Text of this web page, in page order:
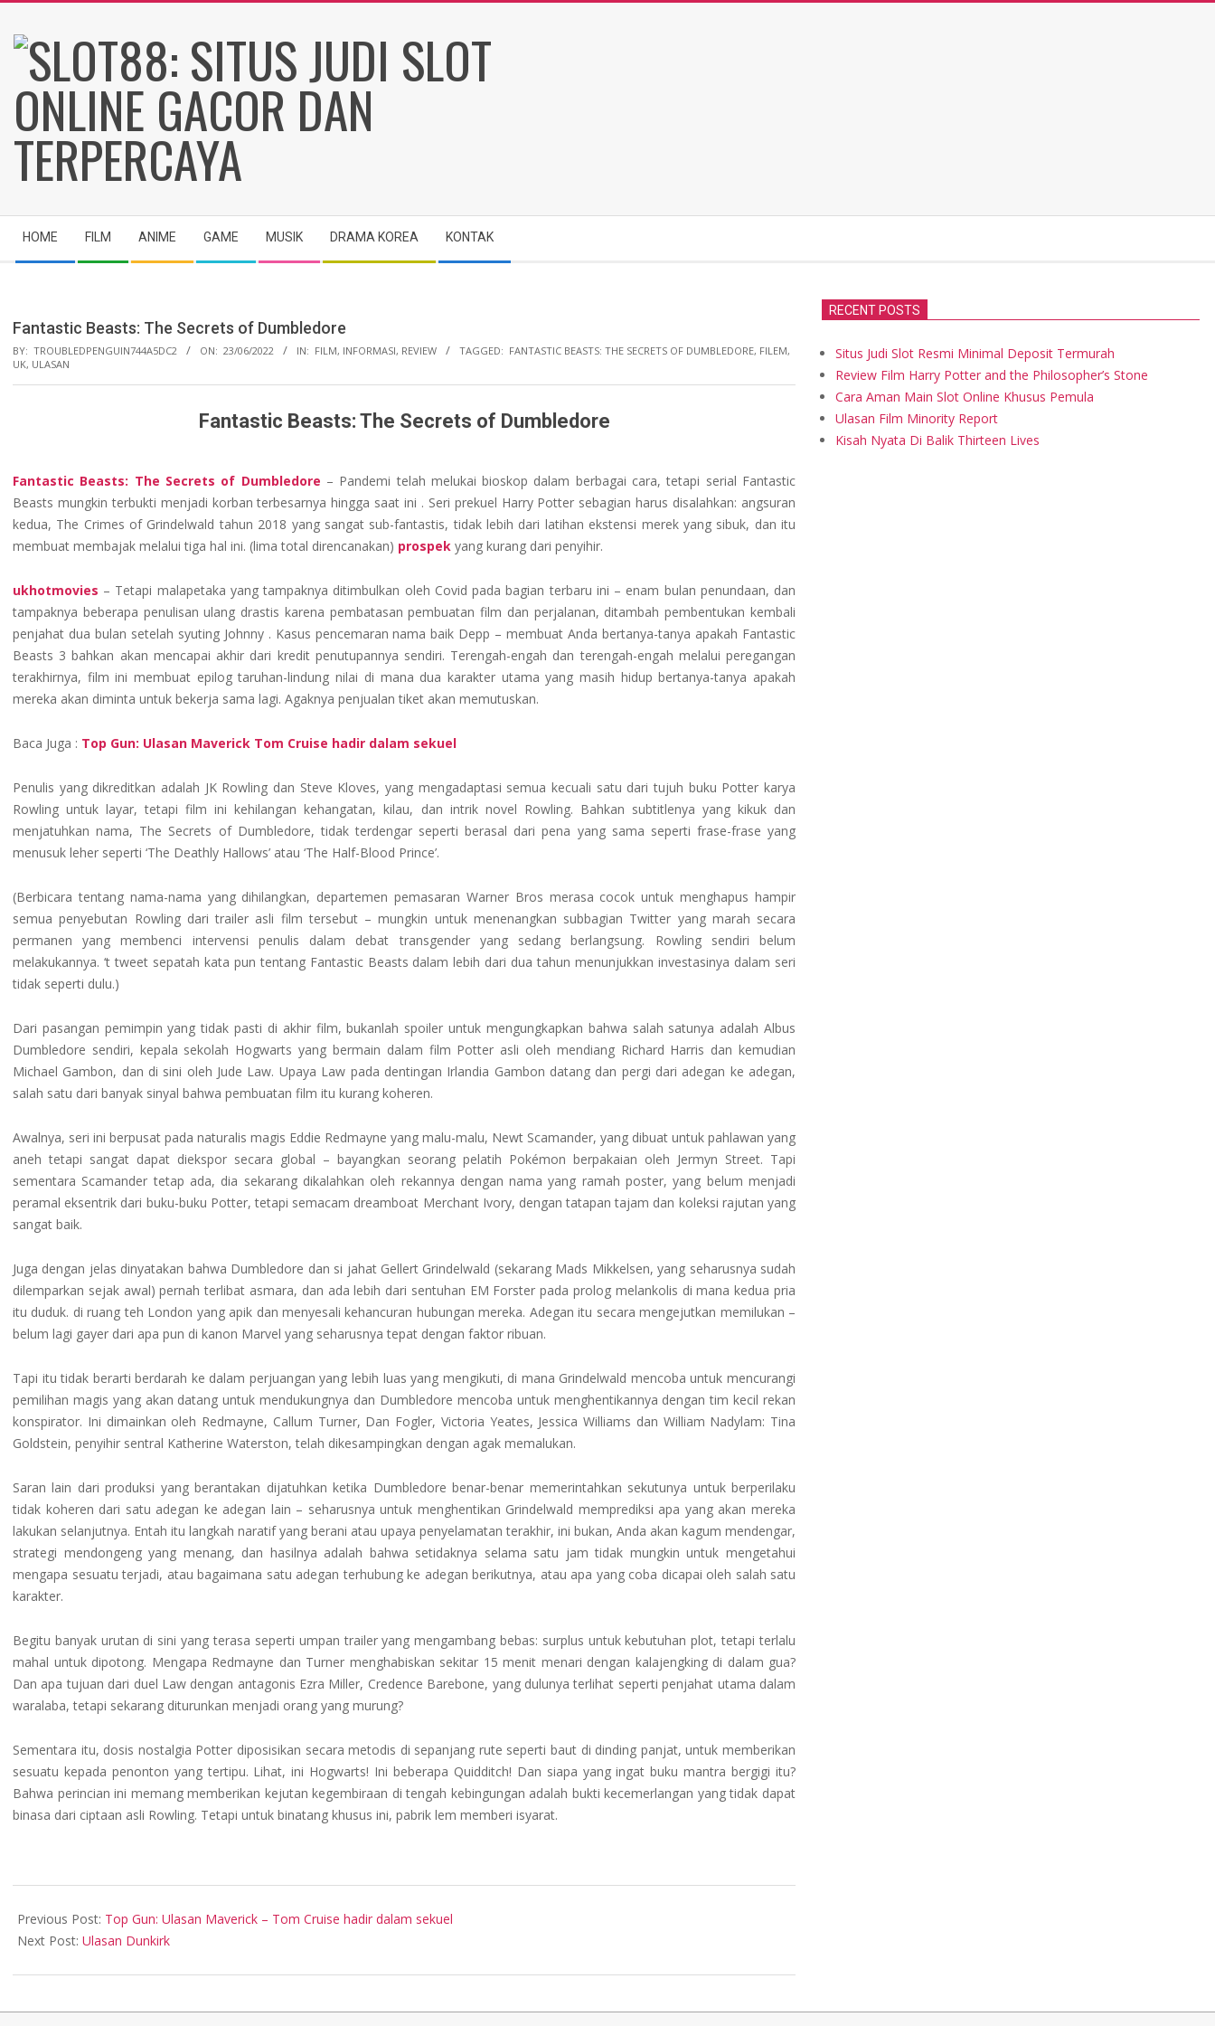
content
SLOT88:
SITUS
JUDI
SLOT
ONLINE
GACOR
DAN
TERPERCAYA
Navigation
Menu
HOME FILM ANIME GAME MUSIK DRAMA KOREA KONTAK
Fantastic Beasts: The Secrets of Dumbledore
BY: TROUBLEDPENGUIN744A5DC2 ON: 23/06/2022 IN: FILM, INFORMASI, REVIEW TAGGED: FANTASTIC BEASTS: THE SECRETS OF DUMBLEDORE, FILEM,
UK, ULASAN
Fantastic Beasts: The Secrets of Dumbledore
Fantastic Beasts: The Secrets of Dumbledore – Pandemi telah melukai bioskop dalam berbagai cara, tetapi serial Fantastic
Beasts mungkin terbukti menjadi korban terbesarnya hingga saat ini . Seri prekuel Harry Potter sebagian harus disalahkan: angsuran
kedua, The Crimes of Grindelwald tahun 2018 yang sangat sub-fantastis, tidak lebih dari latihan ekstensi merek yang sibuk, dan itu
membuat membajak melalui tiga hal ini. (lima total direncanakan) prospek yang kurang dari penyihir.
ukhotmovies – Tetapi malapetaka yang tampaknya ditimbulkan oleh Covid pada bagian terbaru ini – enam bulan penundaan, dan
tampaknya beberapa penulisan ulang drastis karena pembatasan pembuatan film dan perjalanan, ditambah pembentukan kembali
penjahat dua bulan setelah syuting Johnny . Kasus pencemaran nama baik Depp – membuat Anda bertanya-tanya apakah Fantastic
Beasts 3 bahkan akan mencapai akhir dari kredit penutupannya sendiri. Terengah-engah dan terengah-engah melalui peregangan
terakhirnya, film ini membuat epilog taruhan-lindung nilai di mana dua karakter utama yang masih hidup bertanya-tanya apakah
mereka akan diminta untuk bekerja sama lagi. Agaknya penjualan tiket akan memutuskan.
Baca Juga : Top Gun: Ulasan Maverick Tom Cruise hadir dalam sekuel
Penulis yang dikreditkan adalah JK Rowling dan Steve Kloves, yang mengadaptasi semua kecuali satu dari tujuh buku Potter karya
Rowling untuk layar, tetapi film ini kehilangan kehangatan, kilau, dan intrik novel Rowling. Bahkan subtitlenya yang kikuk dan
menjatuhkan nama, The Secrets of Dumbledore, tidak terdengar seperti berasal dari pena yang sama seperti frase-frase yang
menusuk leher seperti ‘The Deathly Hallows’ atau ‘The Half-Blood Prince’.
(Berbicara tentang nama-nama yang dihilangkan, departemen pemasaran Warner Bros merasa cocok untuk menghapus hampir
semua penyebutan Rowling dari trailer asli film tersebut – mungkin untuk menenangkan subbagian Twitter yang marah secara
permanen yang membenci intervensi penulis dalam debat transgender yang sedang berlangsung. Rowling sendiri belum
melakukannya. ‘t tweet sepatah kata pun tentang Fantastic Beasts dalam lebih dari dua tahun menunjukkan investasinya dalam seri
tidak seperti dulu.)
Dari pasangan pemimpin yang tidak pasti di akhir film, bukanlah spoiler untuk mengungkapkan bahwa salah satunya adalah Albus
Dumbledore sendiri, kepala sekolah Hogwarts yang bermain dalam film Potter asli oleh mendiang Richard Harris dan kemudian
Michael Gambon, dan di sini oleh Jude Law. Upaya Law pada dentingan Irlandia Gambon datang dan pergi dari adegan ke adegan,
salah satu dari banyak sinyal bahwa pembuatan film itu kurang koheren.
Awalnya, seri ini berpusat pada naturalis magis Eddie Redmayne yang malu-malu, Newt Scamander, yang dibuat untuk pahlawan yang
aneh tetapi sangat dapat diekspor secara global – bayangkan seorang pelatih Pokémon berpakaian oleh Jermyn Street. Tapi
sementara Scamander tetap ada, dia sekarang dikalahkan oleh rekannya dengan nama yang ramah poster, yang belum menjadi
peramal eksentrik dari buku-buku Potter, tetapi semacam dreamboat Merchant Ivory, dengan tatapan tajam dan koleksi rajutan yang
sangat baik.
Juga dengan jelas dinyatakan bahwa Dumbledore dan si jahat Gellert Grindelwald (sekarang Mads Mikkelsen, yang seharusnya sudah
dilemparkan sejak awal) pernah terlibat asmara, dan ada lebih dari sentuhan EM Forster pada prolog melankolis di mana kedua pria
itu duduk. di ruang teh London yang apik dan menyesali kehancuran hubungan mereka. Adegan itu secara mengejutkan memilukan –
belum lagi gayer dari apa pun di kanon Marvel yang seharusnya tepat dengan faktor ribuan.
Tapi itu tidak berarti berdarah ke dalam perjuangan yang lebih luas yang mengikuti, di mana Grindelwald mencoba untuk mencurangi
pemilihan magis yang akan datang untuk mendukungnya dan Dumbledore mencoba untuk menghentikannya dengan tim kecil rekan
konspirator. Ini dimainkan oleh Redmayne, Callum Turner, Dan Fogler, Victoria Yeates, Jessica Williams dan William Nadylam: Tina
Goldstein, penyihir sentral Katherine Waterston, telah dikesampingkan dengan agak memalukan.
Saran lain dari produksi yang berantakan dijatuhkan ketika Dumbledore benar-benar memerintahkan sekutunya untuk berperilaku
tidak koheren dari satu adegan ke adegan lain – seharusnya untuk menghentikan Grindelwald memprediksi apa yang akan mereka
lakukan selanjutnya. Entah itu langkah naratif yang berani atau upaya penyelamatan terakhir, ini bukan, Anda akan kagum mendengar,
strategi mendongeng yang menang, dan hasilnya adalah bahwa setidaknya selama satu jam tidak mungkin untuk mengetahui
mengapa sesuatu terjadi, atau bagaimana satu adegan terhubung ke adegan berikutnya, atau apa yang coba dicapai oleh salah satu
karakter.
Begitu banyak urutan di sini yang terasa seperti umpan trailer yang mengambang bebas: surplus untuk kebutuhan plot, tetapi terlalu
mahal untuk dipotong. Mengapa Redmayne dan Turner menghabiskan sekitar 15 menit menari dengan kalajengking di dalam gua?
Dan apa tujuan dari duel Law dengan antagonis Ezra Miller, Credence Barebone, yang dulunya terlihat seperti penjahat utama dalam
waralaba, tetapi sekarang diturunkan menjadi orang yang murung?
Sementara itu, dosis nostalgia Potter diposisikan secara metodis di sepanjang rute seperti baut di dinding panjat, untuk memberikan
sesuatu kepada penonton yang tertipu. Lihat, ini Hogwarts! Ini beberapa Quidditch! Dan siapa yang ingat buku mantra bergigi itu?
Bahwa perincian ini memang memberikan kejutan kegembiraan di tengah kebingungan adalah bukti kecemerlangan yang tidak dapat
binasa dari ciptaan asli Rowling. Tetapi untuk binatang khusus ini, pabrik lem memberi isyarat.
06-
23
Previous Post: Top Gun: Ulasan Maverick – Tom Cruise hadir dalam sekuel
Next Post: Ulasan Dunkirk
RECENT POSTS
Situs Judi Slot Resmi Minimal Deposit Termurah
Review Film Harry Potter and the Philosopher’s Stone
Cara Aman Main Slot Online Khusus Pemula
Ulasan Film Minority Report
Kisah Nyata Di Balik Thirteen Lives